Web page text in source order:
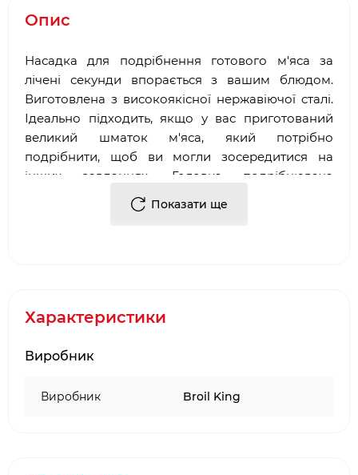
Опис
Насадка для подрібнення готового м'яса за
лічені секунди впорається з вашим блюдом.
Виготовлена з високоякісної нержавіючої сталі.
Ідеально підходить, якщо у вас приготований
великий шматок м'яса, який потрібно
подрібнити, щоб ви могли зосередитися на
інших завданнях. Головка подрібнювача
розбирається для очищення і зберігання.
Показати ще
Характеристики
Виробник
Виробник Broil King